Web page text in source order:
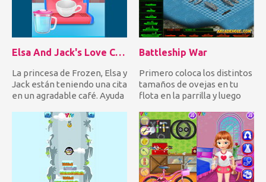
Elsa And Jack's Love Cafe Date
La princesa de Frozen, Elsa y
Jack están teniendo una cita
en un agradable café. Ayuda
Battleship War
Primero coloca los distintos
tamaños de ovejas en tu
flota en la parrilla y luego